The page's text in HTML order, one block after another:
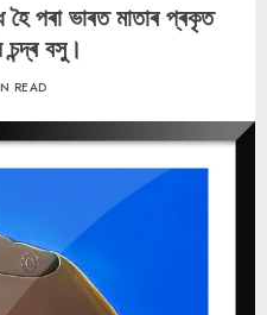
পৰা ভাৰত মাতাৰ প্ৰকৃত
বসু।
READ